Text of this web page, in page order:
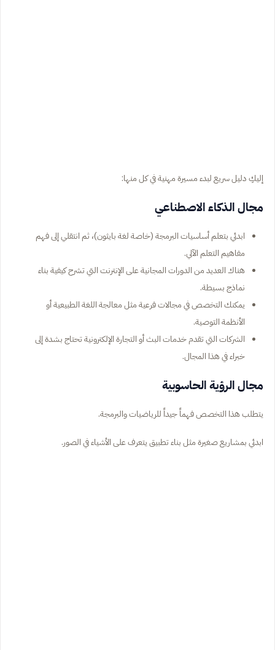
إليكِ دليل سريع لبدء مسيرة مهنية في كل منها:
مجال الذكاء الاصطناعي
ابدئي بتعلم أساسيات البرمجة (خاصة لغة بايثون)، ثم انتقلي إلى فهم
مفاهيم التعلم الآلي.
هناك العديد من الدورات المجانية على الإنترنت التي تشرح كيفية بناء
نماذج بسيطة.
يمكنك التخصص في مجالات فرعية مثل معالجة اللغة الطبيعية أو
الأنظمة التوصية.
الشركات التي تقدم خدمات البث أو التجارة الإلكترونية تحتاج بشدة إلى
خبراء في هذا المجال.
مجال الرؤية الحاسوبية
يتطلب هذا التخصص فهماً جيداً للرياضيات والبرمجة.
ابدئي بمشاريع صغيرة مثل بناء تطبيق يتعرف على الأشياء في الصور.